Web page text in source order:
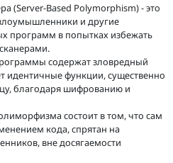
(Server-Based Polymorphism) - это
и другие
программ в попытках избежать
содержат зловредный
идентичные функции, существенно
благодаря шифрованию и
состоит в том, что сам
кода, спрятан на
вне досягаемости